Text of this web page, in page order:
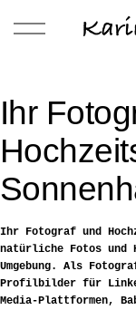
Ihr
Ihr Fotograf und
natürliche Fotos und
Umgebung. Als
Profilbilder für
Media-Plattformen,